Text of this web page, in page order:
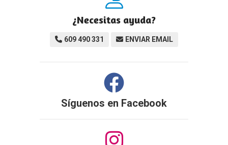
¿Necesitas ayuda?
609 490 331 ENVIAR EMAIL
Síguenos en Facebook